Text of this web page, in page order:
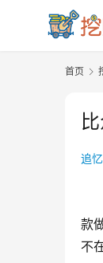
首页
追忆
款
不